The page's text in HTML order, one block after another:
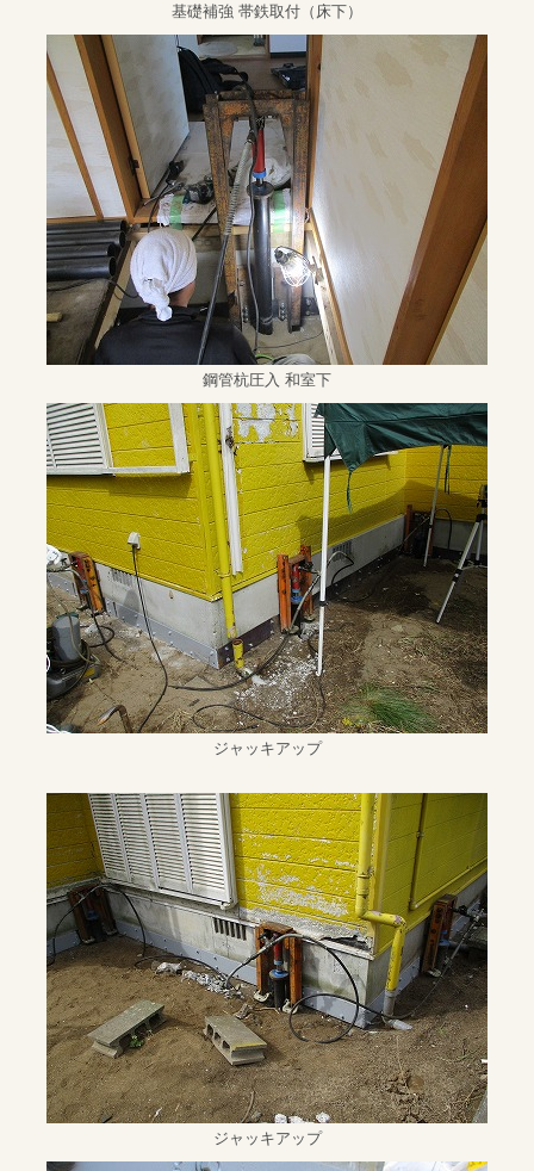
基礎補強 帯鉄取付（床下）
鋼管杭圧入 和室下
ジャッキアップ
ジャッキアップ